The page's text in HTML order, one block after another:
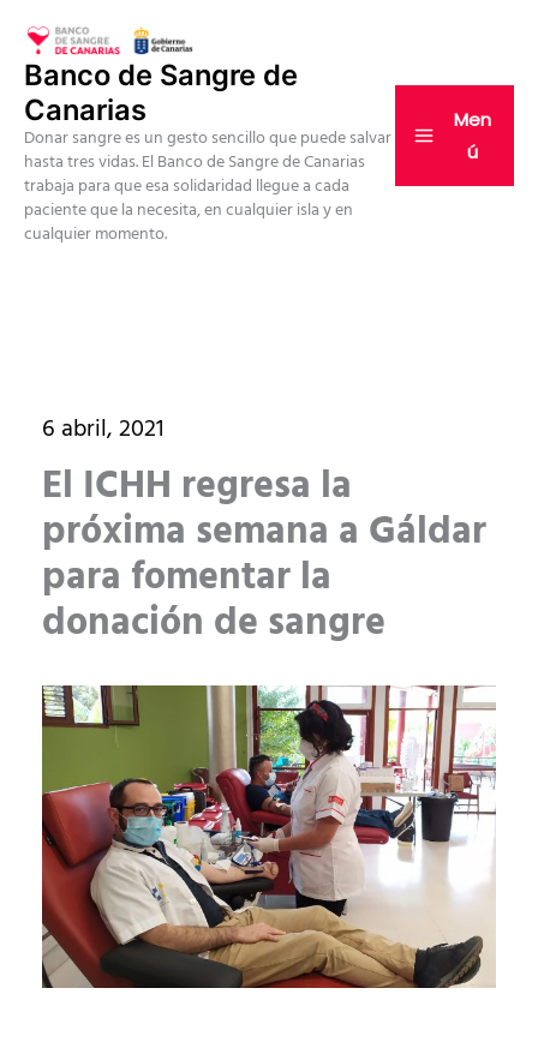
contenido
Banco de Sangre de
Canarias
Donar sangre es un gesto sencillo que puede salvar
hasta tres vidas. El Banco de Sangre de Canarias
trabaja para que esa solidaridad llegue a cada
paciente que la necesita, en cualquier isla y en
cualquier momento.
Men
ú
6 abril, 2021
El ICHH regresa la
próxima semana a Gáldar
para fomentar la
donación de sangre